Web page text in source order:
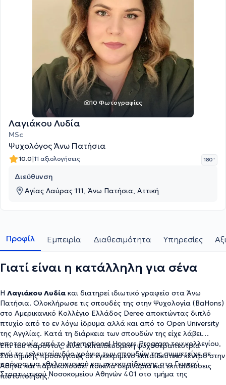
10 Φωτογραφίες
Λαγιάκου Λυδία
MSc
Ψυχολόγος Άνω Πατήσια
10.0|11 αξιολογήσεις 180 '
Διεύθυνση
Αγίας Λαύρας 111, Άνω Πατήσια, Αττική
Προφίλ Εμπειρία Διαθεσιμότητα Υπηρεσίες
Γιατί είναι η κατάλληλη για σένα
Η Λαγιάκου Λυδία και διατηρεί ιδιωτικό γραφείο στα Άνω
Πατήσια. Ολοκλήρωσε τις σπουδές της στην Ψυχολογία (BaHons)
στο Αμερικανικό Κολλέγιο Ελλάδος Deree αποκτώντας διπλό
πτυχίο από το εν λόγω ίδρυμα αλλά και από το Open University
της Αγγλίας. Κατά τη διάρκεια των σπουδών της είχε λάβει
υποτροφία από το International Honors Program του κολλεγίου,
ενώ τα τελευταία δύο χρόνια των σπουδών της συμμετείχε σε
πρόγραμμα εθελοντισμού και μετεκπαίδευσης στο Γενικού
Στρατιωτικού Νοσοκομείου Αθηνών 401 στο τμήμα της
Επί του παρόντος, είναι εκπαιδευόμενη ψυχοθεραπεύτρια
Συστημικής προσέγγισης σε εγκεκριμένο εκπαιδευτικό κέντρο στην
Αθήνα και παρακολουθεί ποικίλα σεμινάρια και εκπαιδεύσεις
πιστοποίησης.